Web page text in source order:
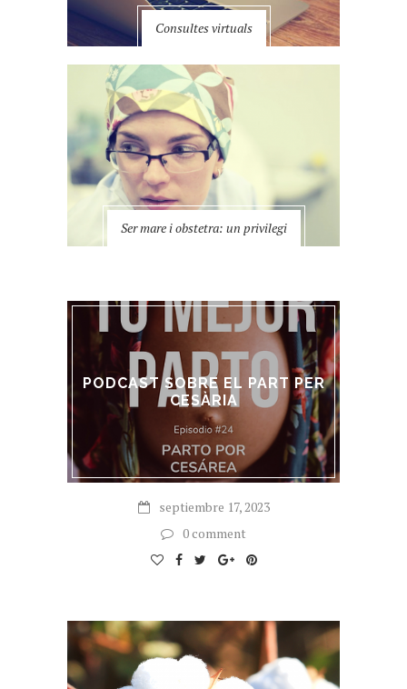
Consultes virtuals
Ser mare i obstetra: un privilegi
PODCAST SOBRE EL PART PER
CESÀRIA
septiembre 17, 2023
0 comment